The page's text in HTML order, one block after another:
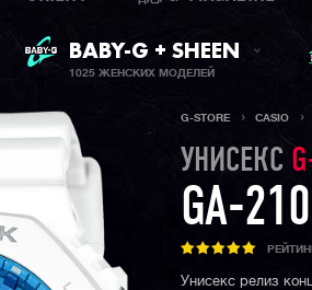
ЖЕНСКИЕ ЧАСЫ
BABY-G + SHEEN
1025 ЖЕНСКИХ МОДЕЛЕЙ
G-STORE CASIO
УНИСЕКС
GA-
Унисекс релиз